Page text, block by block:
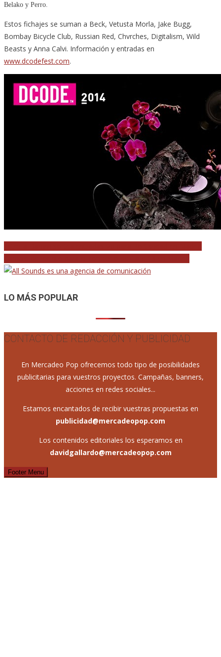
Belako y Perro.
Estos fichajes se suman a Beck, Vetusta Morla, Jake Bugg,
Bombay Bicycle Club, Russian Red, Chvrches, Digitalism, Wild
Beasts y Anna Calvi. Información y entradas en
www.dcodefest.com.
de
entradas
LO MÁS POPULAR
CONTACTO DE REDACCIÓN Y PUBLICIDAD
En Mercadeo Pop ofrecemos todo tipo de posibilidades
publicitarias para vuestros proyectos. Campañas, banners,
acciones en redes sociales...
Estamos encantados de recibir vuestras propuestas en
publicidad@mercadeopop.com
Los contenidos editoriales los esperamos en
davidgallardo@mercadeopop.com
Footer Menu